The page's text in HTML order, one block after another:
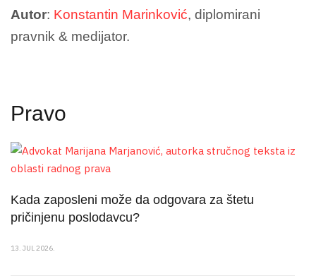
Autor: Konstantin Marinković, diplomirani
pravnik & medijator.
Pravo
Kada zaposleni može da odgovara za štetu
pričinjenu poslodavcu?
13. JUL 2026.